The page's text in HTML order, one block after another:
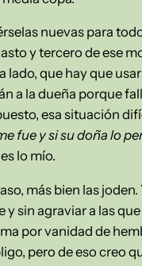
nuevas para
y tercero de ese
que hay que
a la dueña porque
esa situación
fue y si su doña lo
lo mío.
más bien las
sin agraviar a las
por vanidad de
pero de eso creo